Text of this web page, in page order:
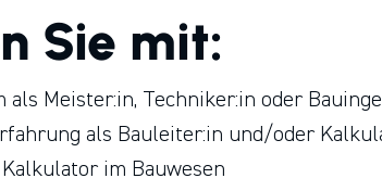
Sie mit:
als Meister:in, Techniker:in oder
als Bauleiter:in und/oder
im Bauwesen